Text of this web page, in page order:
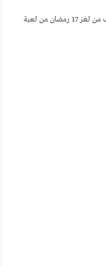
اجابة لغز مدينة مغربية من 3 حروف من لغز 17 رمضان من لعبة